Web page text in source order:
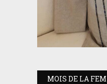
MOIS DE LA